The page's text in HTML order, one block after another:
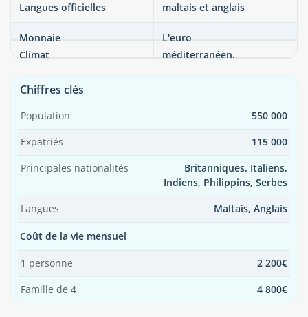
Langues officielles maltais et anglais
Monnaie
L'euro
Climat
méditerranéen,
Chiffres clés
Population 550 000
Expatriés 115 000
Principales nationalités
Britanniques, Italiens,
Indiens, Philippins, Serbes
Langues Maltais, Anglais
Coût de la vie mensuel
1 personne 2 200€
Famille de 4 4 800€